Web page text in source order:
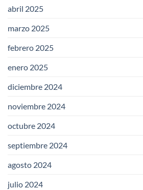
abril 2025
marzo 2025
febrero 2025
enero 2025
diciembre 2024
noviembre 2024
octubre 2024
septiembre 2024
agosto 2024
julio 2024